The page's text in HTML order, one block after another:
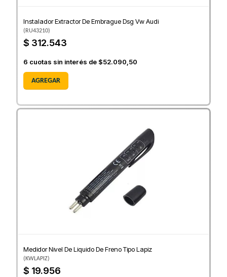
Instalador Extractor De Embrague Dsg Vw Audi
(RU43210)
$ 312.543
6 cuotas sin interés de $52.090,50
AGREGAR
Medidor Nivel De Liquido De Freno Tipo Lapiz
(KWLAPIZ)
$ 19.956